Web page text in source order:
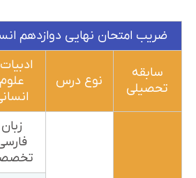
ضریب امتحان نهایی دوازدهم
سابقه
تحصیلی
نوع درس
علوم
زبان